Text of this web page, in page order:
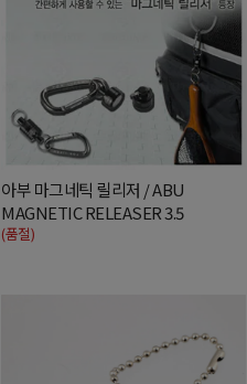
아부 마그네틱 릴리저 / ABU
MAGNETIC RELEASER 3.5
(품절)